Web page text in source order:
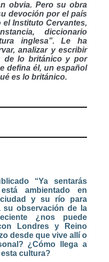
obvia. Pero su obra
devoción por el país
Instituto Cervantes,
diccionario
inglesa”. Le ha
analizar y escribir
de lo británico y por
defina él, un español
es lo británico.
“Ya sentarás
ambientado en
y su río para
su observación de la
¿nos puede
Londres y Reino
desde que vive allí o
¿Cómo llega a
cultura?